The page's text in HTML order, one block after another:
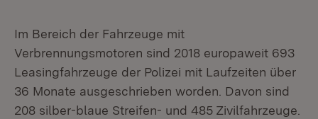
Im Bereich der Fahrzeuge mit
Verbrennungsmotoren sind 2018 europaweit 693
Leasingfahrzeuge der Polizei mit Laufzeiten über
36 Monate ausgeschrieben worden. Davon sind
208 silber-blaue Streifen- und 485 Zivilfahrzeuge.